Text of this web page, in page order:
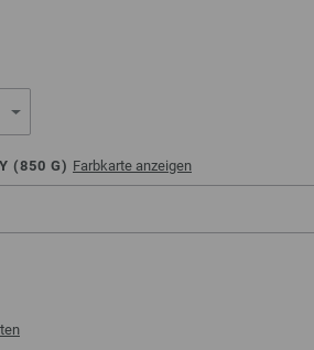
(850 G) Farbkarte anzeigen